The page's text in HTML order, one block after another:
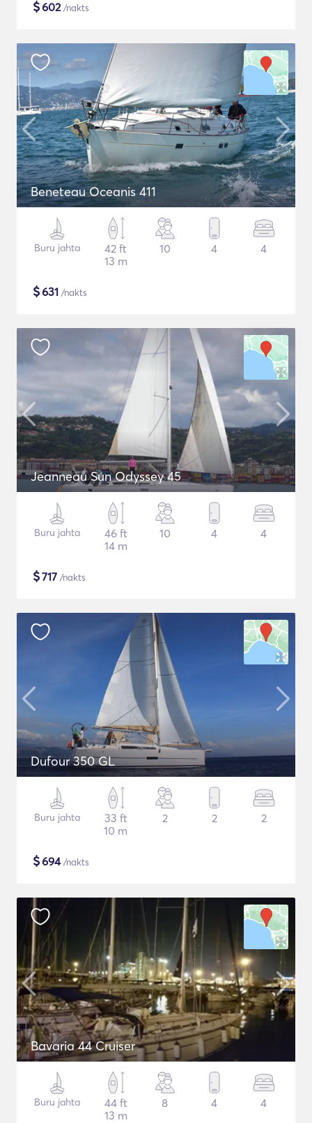
$602/nakts
Beneteau Oceanis 411
Buru jahta
42 ft
13 m
10 4 4
$631 /nakts
Jeanneau Sun Odyssey 45
Buru jahta
46 ft
14 m
10 4 4
$717 /nakts
Dufour 350 GL
Buru jahta
33 ft
10 m
2 2 2
$694/nakts
Bavaria 44 Cruiser
Buru jahta
44 ft
13 m
8 4 4